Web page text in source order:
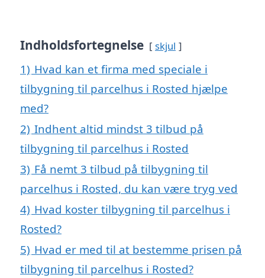
Indholdsfortegnelse skjul
1) Hvad kan et firma med speciale i
tilbygning til parcelhus i Rosted hjælpe
med?
2) Indhent altid mindst 3 tilbud på
tilbygning til parcelhus i Rosted
3) Få nemt 3 tilbud på tilbygning til
parcelhus i Rosted, du kan være tryg ved
4) Hvad koster tilbygning til parcelhus i
Rosted?
5) Hvad er med til at bestemme prisen på
tilbygning til parcelhus i Rosted?